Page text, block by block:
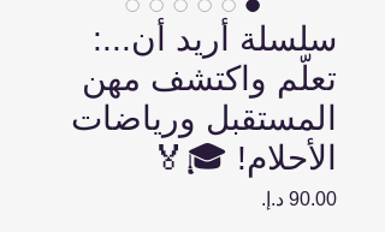
سلسلة أريد أن...:
تعلّم واكتشف مهن
المستقبل ورياضات
الأحلام! 🎓🏅